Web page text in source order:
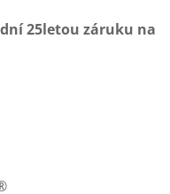
25letou záruku na